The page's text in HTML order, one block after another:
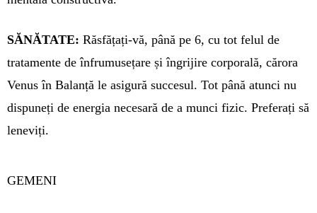
SĂNĂTATE: Răsfățați-vă, până pe 6, cu tot felul de
tratamente de înfrumu­se­țare și îngrijire corporală, cărora
Venus în Balanță le asigură succesul. Tot până atunci nu
dispuneți de ener­gia necesară de a munci fizic. Prefe­rați să
leneviți.
GEMENI